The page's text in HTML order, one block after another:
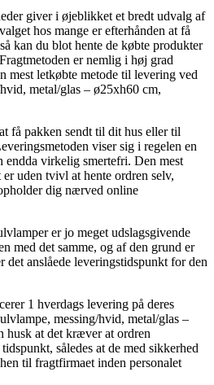
giver i øjeblikket et bredt udvalg af
hos mange er efterhånden at få
kan du blot hente de købte produkter
er nemlig i høj grad
mest letkøbte metode til levering ved
metal/glas – ø25xh60 cm,
få pakken sendt til dit hus eller til
viser sig i regelen en
endda virkelig smertefri. Den mest
uden tvivl at hente ordren selv,
dig nærved online
er jo meget udslagsgivende
med det samme, og af den grund er
det anslåede leveringstidspunkt for den
1 hverdags levering på deres
messing/hvid, metal/glas –
husk at det kræver at ordren
således at de med sikkerhed
til fragtfirmaet inden personalet